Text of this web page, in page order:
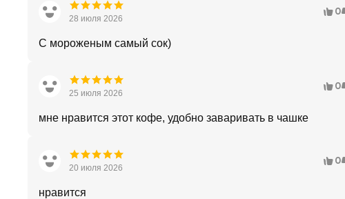
28 июля 2026
0
С мороженым самый сок)
25 июля 2026
0
мне нравится этот кофе, удобно заваривать в чашке
20 июля 2026
0
нравится